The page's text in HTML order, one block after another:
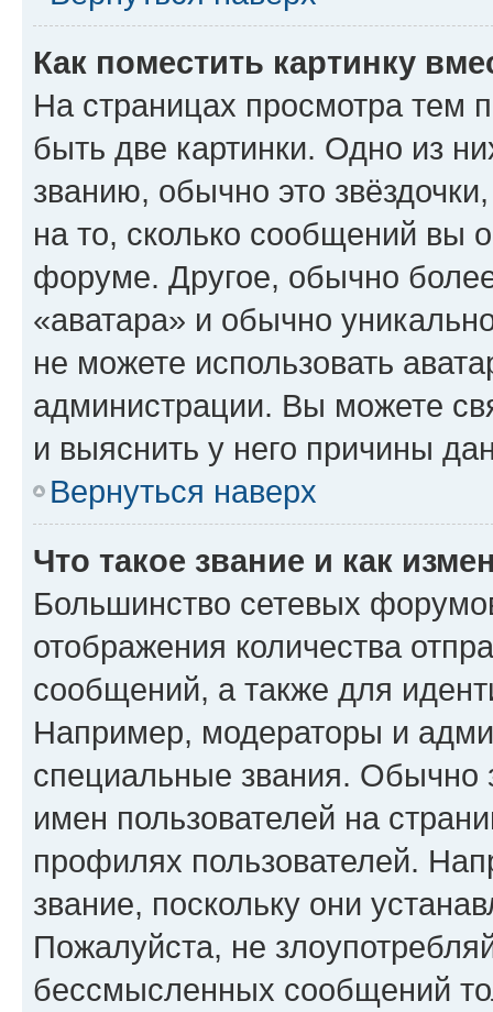
Как поместить картинку
На страницах просмотра тем
быть две картинки. Одно из
званию, обычно это
на то, сколько сообщений вы
форуме. Другое, обычно
«аватара» и обычно
не можете использовать
администрации. Вы можете
и выяснить у него причины
Вернуться наверх
Что такое звание и как
Большинство сетевых
отображения количества
сообщений, а также для
Например, модераторы и
специальные звания. Обычно
имен пользователей на
профилях пользователей.
звание, поскольку они
Пожалуйста, не
бессмысленных сообщений